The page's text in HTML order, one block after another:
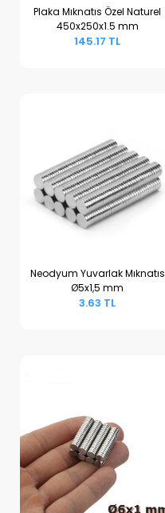
Sepete Ekle
Plaka Mıknatıs Özel Naturel
450x250x1.5 mm
145.17 TL
Sepete Ekle
Neodyum Yuvarlak Mıknatıs
Ø5x1,5 mm
3.63 TL